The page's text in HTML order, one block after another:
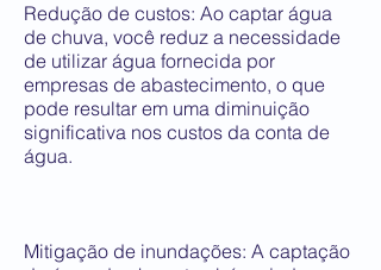
Redução de custos: Ao captar água
de chuva, você reduz a necessidade
de utilizar água fornecida por
empresas de abastecimento, o que
pode resultar em uma diminuição
significativa nos custos da conta de
água.
Mitigação de inundações: A captação